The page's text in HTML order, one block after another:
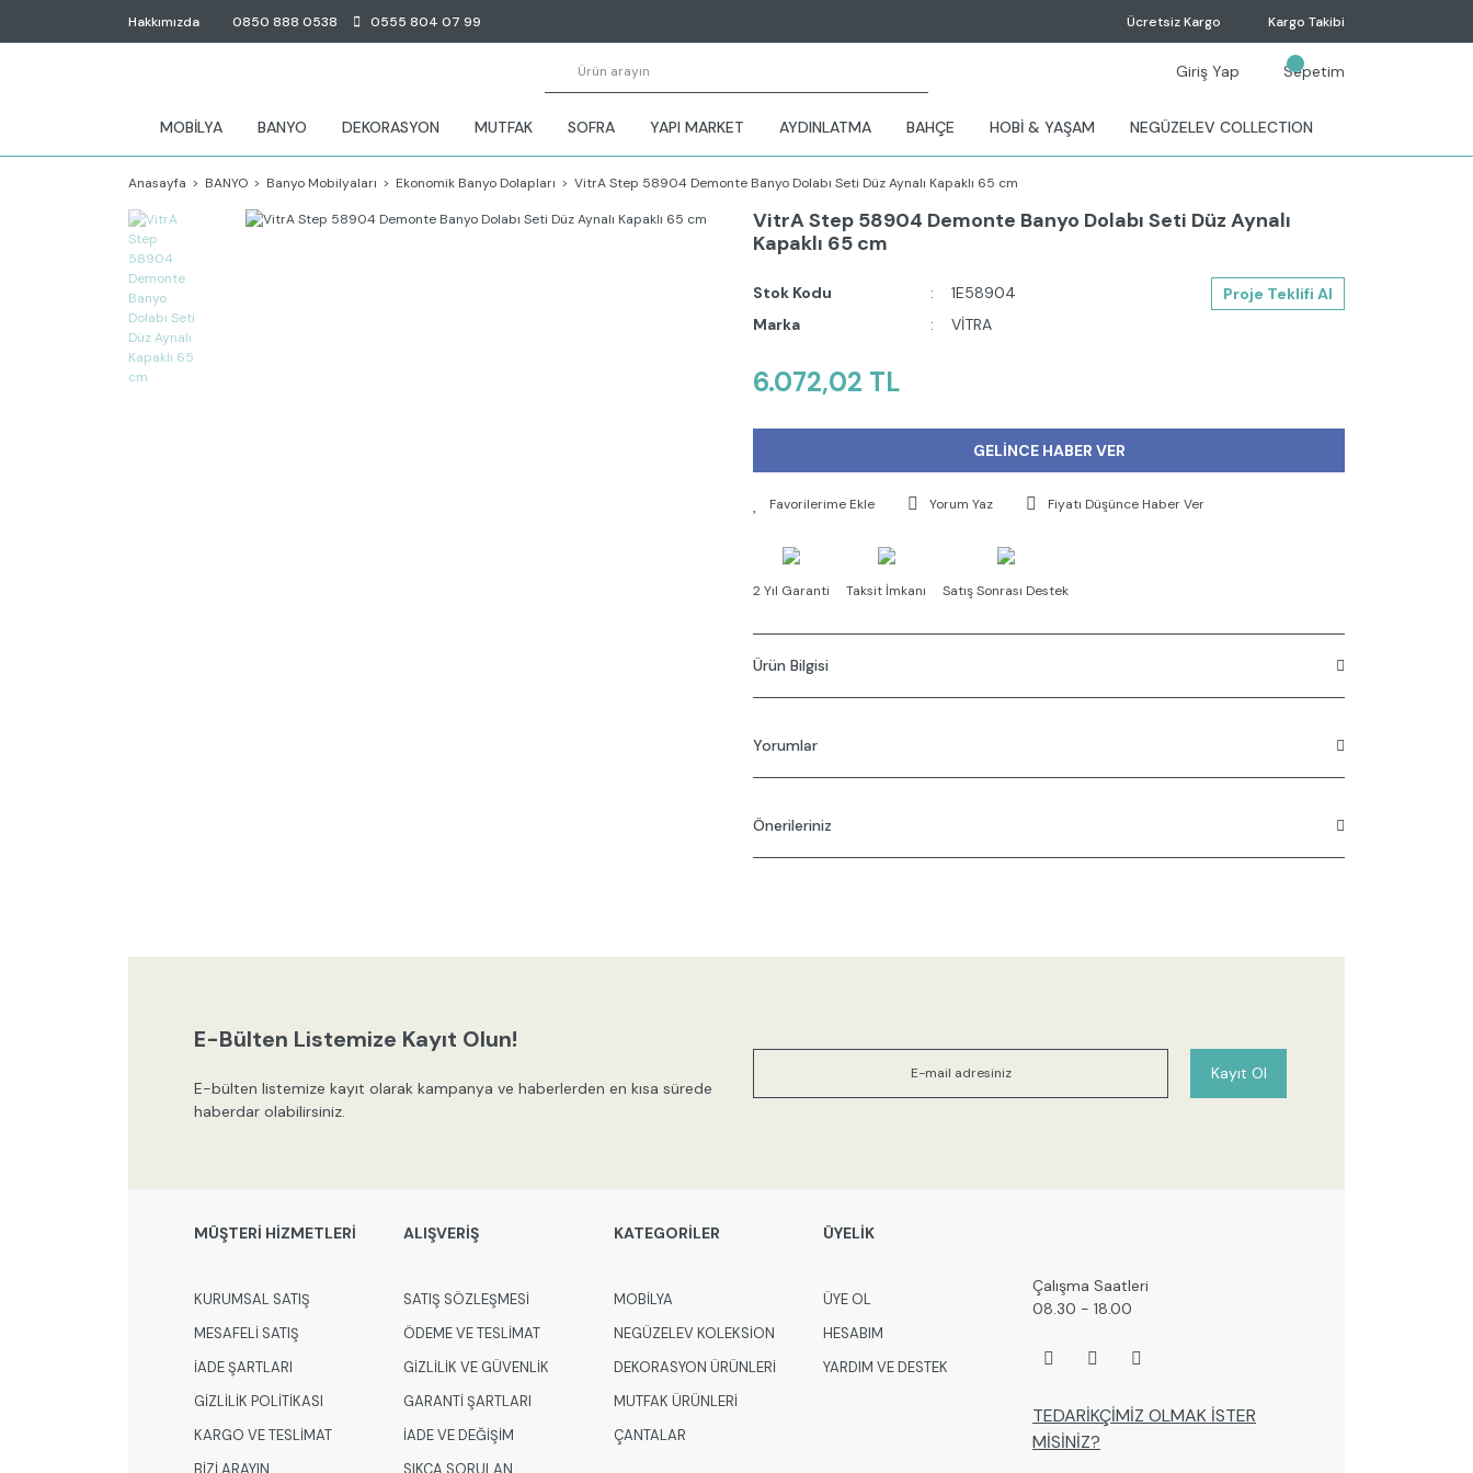
Hakkımızda 0850 888 0538 0555 804 07 99 Ücretsiz Kargo Kargo Takibi
Giriş Yap Sepetim
MOBİLYA BANYO DEKORASYON MUTFAK SOFRA YAPI MARKET AYDINLATMA BAHÇE HOBİ & YAŞAM NEGÜZELEV COLLECTION
Anasayfa BANYO Banyo Mobilyaları Ekonomik Banyo Dolapları VitrA Step 58904 Demonte Banyo Dolabı Seti Düz Aynalı Kapaklı 65 cm
VitrA Step 58904 Demonte Banyo Dolabı Seti Düz Aynalı
Kapaklı 65 cm
Stok Kodu
1E58904
Marka
VİTRA
Proje Teklifi Al
6.072,02 TL
GELİNCE HABER VER
Yorum Yaz Fiyatı Düşünce Haber Ver
2 Yıl Garanti Taksit İmkanı Satış Sonrası Destek
Ürün Bilgisi
Yorumlar
Önerileriniz
Ürün fiyatı diğer sitelerden daha pahalı.
Gönder
E-Bülten Listemize Kayıt Olun!
E-bülten listemize kayıt olarak kampanya ve haberlerden en kısa sürede
haberdar olabilirsiniz.
Kayıt Ol
MÜŞTERİ HİZMETLERİ
KURUMSAL SATIŞ
MESAFELİ SATIŞ
İADE ŞARTLARI
GİZLİLİK POLİTİKASI
KARGO VE TESLİMAT
BİZİ ARAYIN
ALIŞVERİŞ
SATIŞ SÖZLEŞMESİ
ÖDEME VE TESLİMAT
GİZLİLİK VE GÜVENLİK
GARANTİ ŞARTLARI
İADE VE DEĞİŞİM
SIKÇA SORULAN
KATEGORİLER
MOBİLYA
NEGÜZELEV KOLEKSİON
DEKORASYON ÜRÜNLERİ
MUTFAK ÜRÜNLERİ
ÇANTALAR
ÜYELİK
ÜYE OL
HESABIM
YARDIM VE DESTEK
Çalışma Saatleri
08.30 - 18.00
TEDARİKÇİMİZ OLMAK İSTER
MİSİNİZ?